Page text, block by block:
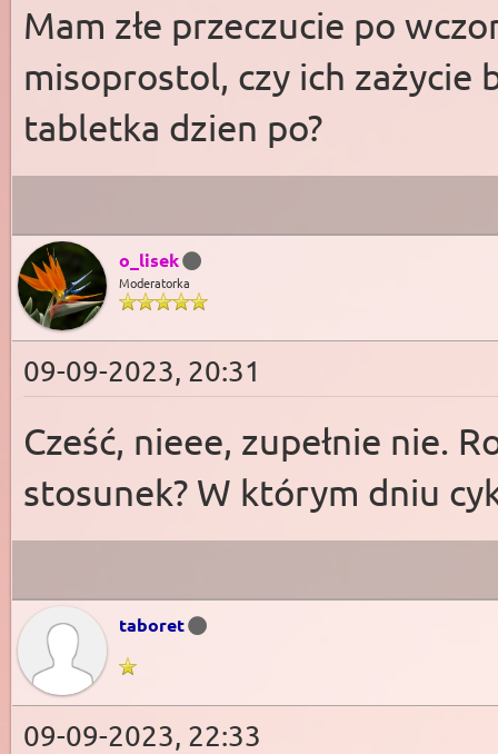
Mam złe przeczucie po
misoprostol, czy ich zażycie
tabletka dzien po?
o_lisek
Moderatorka
09-09-2023, 20:31
Cześć, nieee, zupełnie nie.
stosunek? W którym dniu
taboret
09-09-2023, 22:33